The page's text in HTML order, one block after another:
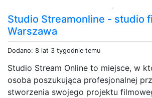
Studio Streamonline - studio
Warszawa
Dodano: 8 lat 3 tygodnie temu
Studio Stream Online to miejsce, w
osoba poszukująca profesjonalnej
stworzenia swojego projektu